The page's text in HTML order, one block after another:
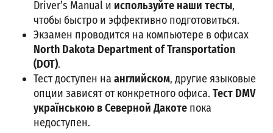
Driver’s Manual и используйте наши тесты,
чтобы быстро и эффективно подготовиться.
Экзамен проводится на компьютере в офисах
North Dakota Department of Transportation
(DOT).
Тест доступен на английском, другие языковые
опции зависят от конкретного офиса. Тест DMV
українською в Северной Дакоте пока
недоступен.